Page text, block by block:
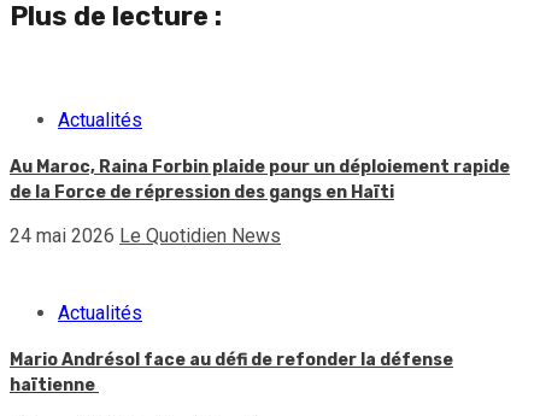
Plus de lecture :
Actualités
Au Maroc, Raina Forbin plaide pour un déploiement rapide
de la Force de répression des gangs en Haïti
24 mai 2026 Le Quotidien News
Actualités
Mario Andrésol face au défi de refonder la défense
haïtienne